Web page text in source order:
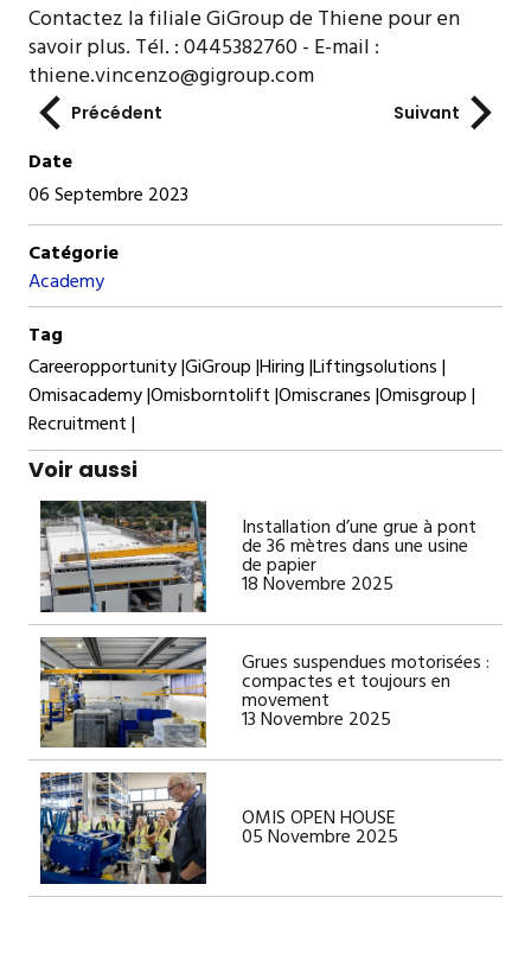
Date
06 Septembre 2023
Catégorie
Academy
Tag
Careeropportunity |GiGroup |Hiring |Liftingsolutions |
Omisacademy |Omisborntolift |Omiscranes |Omisgroup |
Recruitment |
Voir aussi
Installation d’une grue à pont
de 36 mètres dans une usine
de papier
18 Novembre 2025
Grues suspendues motorisées :
compactes et toujours en
movement
13 Novembre 2025
OMIS OPEN HOUSE
05 Novembre 2025
Contactez la filiale GiGroup de Thiene pour en
savoir plus. Tél. : 0445382760 - E-mail :
thiene.vincenzo@gigroup.com
Précédent Suivant